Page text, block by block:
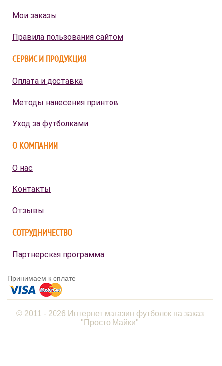
Мои заказы
Правила пользования сайтом
СЕРВИС И ПРОДУКЦИЯ
Оплата и доставка
Методы нанесения принтов
Уход за футболками
О КОМПАНИИ
О нас
Контакты
Отзывы
СОТРУДНИЧЕСТВО
Партнерская программа
Принимаем к оплате
© 2011 - 2026 Интернет магазин футболок на заказ
"Просто Майки"